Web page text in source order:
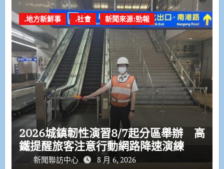
.地方新鮮事 .社會 新聞來源:勁報
2026城鎮韌性演習8/7起分區舉辦 高
鐵提醒旅客注意行動網路降速演練
新聞聯訪中心 8 月 6, 2026